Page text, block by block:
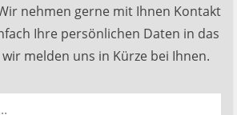
nehmen gerne mit Ihnen Kontakt
Ihre persönlichen Daten in das
melden uns in Kürze bei Ihnen.